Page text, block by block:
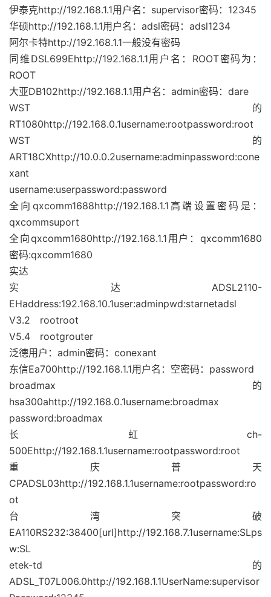
伊泰克http://192.168.1.1用户名：supervisor密码：12345
华硕http://192.168.1.1用户名：adsl密码：adsl1234
阿尔卡特http://192.168.1.1一般没有密码
同维DSL699Ehttp://192.168.1.1用户名：ROOT密码为：
ROOT
大亚DB102http://192.168.1.1用户名：admin密码：dare
WST的
RT1080http://192.168.0.1username:rootpassword:root
WST的
ART18CXhttp://10.0.0.2username:adminpassword:cone
xant
username:userpassword:password
全向qxcomm1688http://192.168.1.1高端设置密码是：
qxcommsuport
全向qxcomm1680http://192.168.1.1用户：qxcomm1680
密码:qxcomm1680
实达
实达ADSL2110-
EHaddress:192.168.10.1user:adminpwd:starnetadsl
V3.2 rootroot
V5.4 rootgrouter
泛德用户：admin密码：conexant
东信Ea700http://192.168.1.1用户名：空密码：password
broadmax的
hsa300ahttp://192.168.0.1username:broadmax
password:broadmax
长虹ch-
500Ehttp://192.168.1.1username:rootpassword:root
重庆普天
CPADSL03http://192.168.1.1username:rootpassword:ro
ot
台湾突破
EA110RS232:38400[url]http://192.168.7.1username:SLps
w:SL
etek-td的
ADSL_T07L006.0http://192.168.1.1UserName:supervisor